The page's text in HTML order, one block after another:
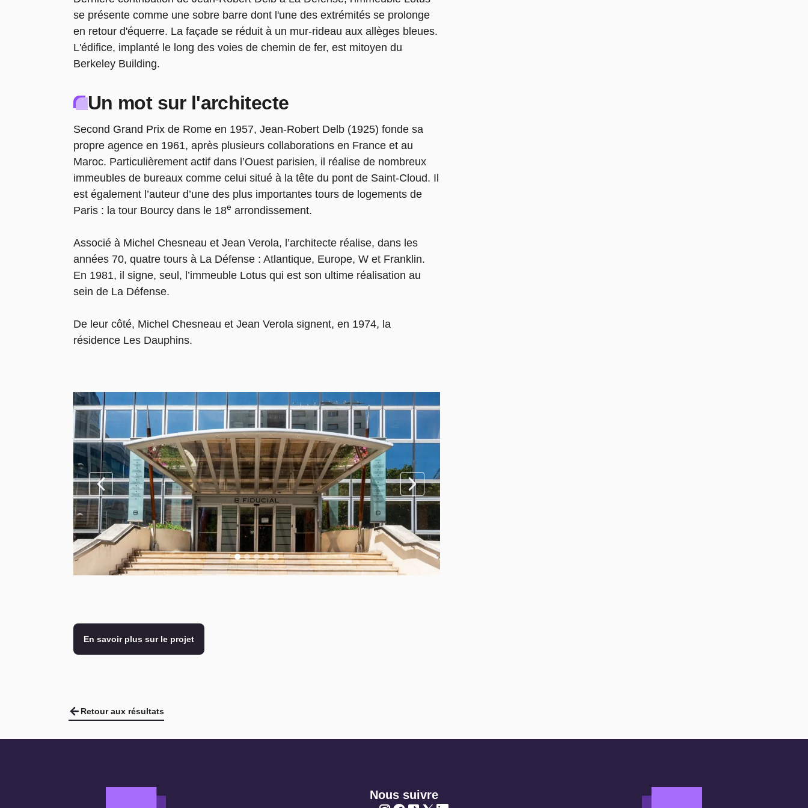
se présente comme une sobre barre dont l'une des extrémités se prolonge
en retour d'équerre. La façade se réduit à un mur-rideau aux allèges bleues.
L'édifice, implanté le long des voies de chemin de fer, est mitoyen du
Berkeley Building.
Un mot sur l'architecte
Second Grand Prix de Rome en 1957, Jean-Robert Delb (1925) fonde sa
propre agence en 1961, après plusieurs collaborations en France et au
Maroc. Particulièrement actif dans l’Ouest parisien, il réalise de nombreux
immeubles de bureaux comme celui situé à la tête du pont de Saint-Cloud. Il
est également l’auteur d’une des plus importantes tours de logements de
Paris : la tour Bourcy dans le 18e arrondissement.
Associé à Michel Chesneau et Jean Verola, l’architecte réalise, dans les
années 70, quatre tours à La Défense : Atlantique, Europe, W et Franklin.
En 1981, il signe, seul, l’immeuble Lotus qui est son ultime réalisation au
sein de La Défense.
De leur côté, Michel Chesneau et Jean Verola signent, en 1974, la
résidence Les Dauphins.
En savoir plus sur le projet
Retour aux résultats
Nous suivre